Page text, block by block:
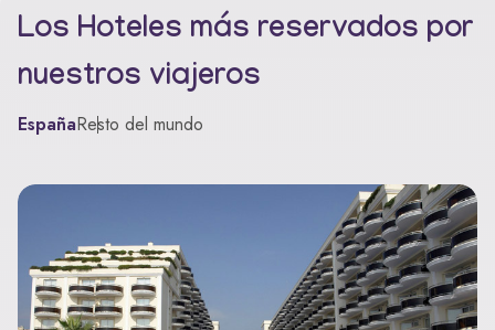
Los Hoteles más reservados por
nuestros viajeros
EspañaResto del mundo